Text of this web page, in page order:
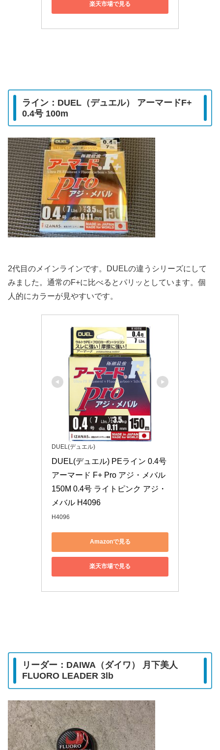
楽天市場で見る
ライン：DUEL（デュエル） アーマードF+
0.4号 100m
2代目のメインラインです。DUELの違うシリーズにして
みました。通常のF+に比べるとパリッとしています。個
人的にカラーが見やすいです。
DUEL(デュエル)
DUEL(デュエル) PEライン 0.4号
アーマード F+ Pro アジ・メバル
150M 0.4号 ライトピンク アジ・
メバル H4096
H4096
Amazonで見る
楽天市場で見る
リーダー：DAIWA（ダイワ） 月下美人
FLUORO LEADER 3lb